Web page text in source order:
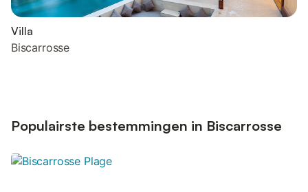
Villa
Biscarrosse
Populairste bestemmingen in Biscarrosse